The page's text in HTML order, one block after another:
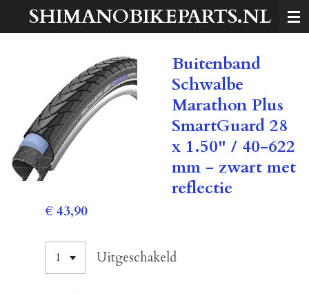
SHIMANOBIKEPARTS.NL
Buitenband
Schwalbe
Marathon Plus
SmartGuard 28
x 1.50" / 40-622
mm - zwart met
reflectie
€ 43,90
Uitgeschakeld